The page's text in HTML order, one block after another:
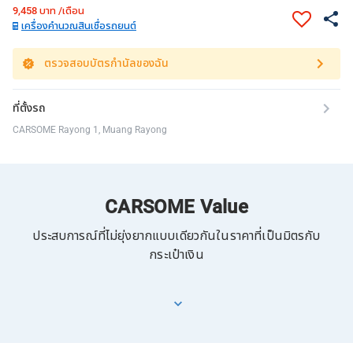
9,458บาท /เดือน
เครื่องคำนวณสินเชื่อรถยนต์
ตรวจสอบบัตรกำนัลของฉัน
ที่ตั้งรถ
CARSOME Rayong 1, Muang Rayong
CARSOME Value
ประสบการณ์ที่ไม่ยุ่งยากแบบเดียวกันในราคาที่เป็นมิตรกับ
กระเป๋าเงิน